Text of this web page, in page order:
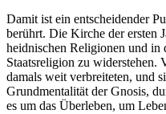
Damit ist ein entscheidender
berührt. Die Kirche der ersten
heidnischen Religionen und in
Staatsreligion zu widerstehen.
damals weit verbreiteten, und
Grundmentalität der Gnosis,
es um das Überleben, um